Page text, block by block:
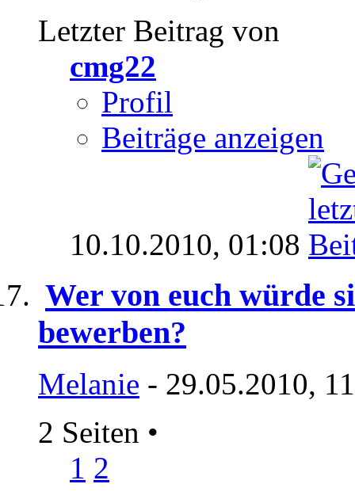
Letzter Beitrag von
cmg22
Profil
Beiträge anzeigen
10.10.2010, 01:08
Wer von euch würde
bewerben?
Melanie - 29.05.2010,
2 Seiten •
1 2